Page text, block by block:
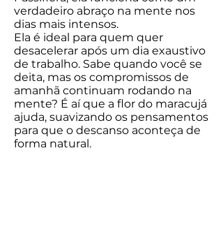
verdadeiro abraço na mente nos
dias mais intensos.
Ela é ideal para quem quer
desacelerar após um dia exaustivo
de trabalho. Sabe quando você se
deita, mas os compromissos de
amanhã continuam rodando na
mente? É aí que a flor do maracujá
ajuda, suavizando os pensamentos
para que o descanso aconteça de
forma natural.